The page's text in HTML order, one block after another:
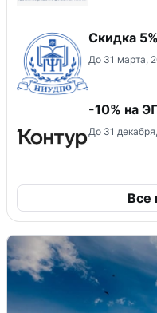
Скидка
До 31 марта,
-10% на
До 31
Все